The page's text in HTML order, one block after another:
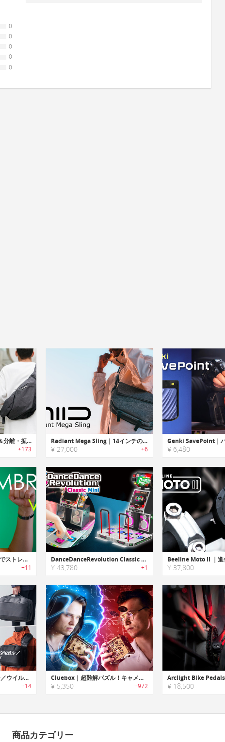
0
0
0
0
0
Radiant II｜瞬時に変形＆分離・拡張可能！究極進化を遂げたスリングバッグ
+173
Radiant Mega Sling｜14インチのノートPCが収納可能！仕事と普段使いできるスリングバッグ
¥ 27,000 +6 ¥ 6,480
OMBRA v2｜絶叫プレイでストレス解消！マイク付きゲーミング防音マスク
+11
DanceDanceRevolution Classic Mini｜音楽ゲームの金字塔がminiで蘇る！
¥ 43,780 +1 ¥ 37,800
VOLVE｜ワンショルダー／ウイルス99％減少／3ポジションバッグ BY Kibidango【きびだんご】
+14
Cluebox｜超難解パズル！キャメロットの試練とケンブリッジの迷宮を突破せよ「クルーボックス」
¥ 5,350 +972 ¥ 18,500
商品カテゴリー